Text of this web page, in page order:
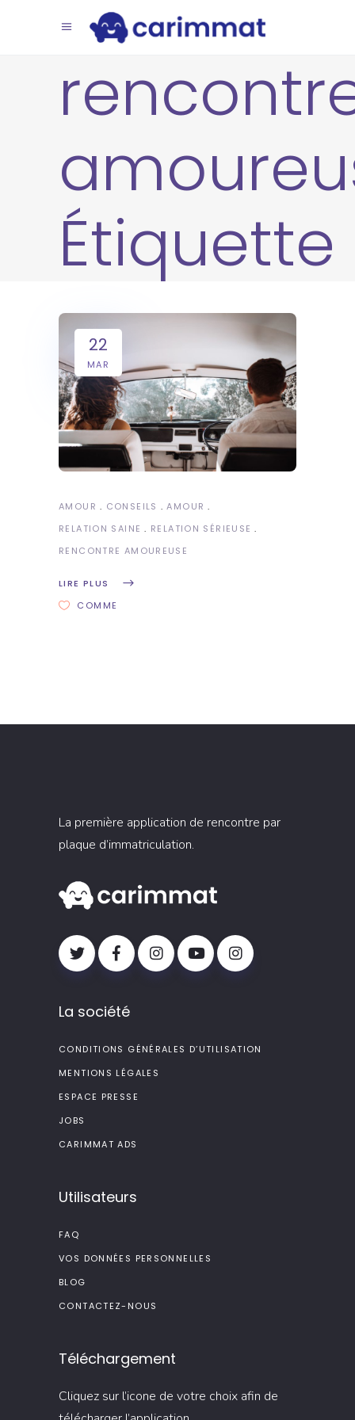
Étiquette
22
MAR
AMOUR CONSEILS
AMOUR
RELATION SAINE
RELATION SÉRIEUSE
RENCONTRE AMOUREUSE
LIRE PLUS
COMME
La première application de rencontre par
plaque d’immatriculation.
La société
CONDITIONS GÉNÉRALES D’UTILISATION
MENTIONS LÉGALES
ESPACE PRESSE
JOBS
CARIMMAT ADS
Utilisateurs
FAQ
VOS DONNÉES PERSONNELLES
BLOG
CONTACTEZ-NOUS
Téléchargement
Cliquez sur l’icone de votre choix afin de